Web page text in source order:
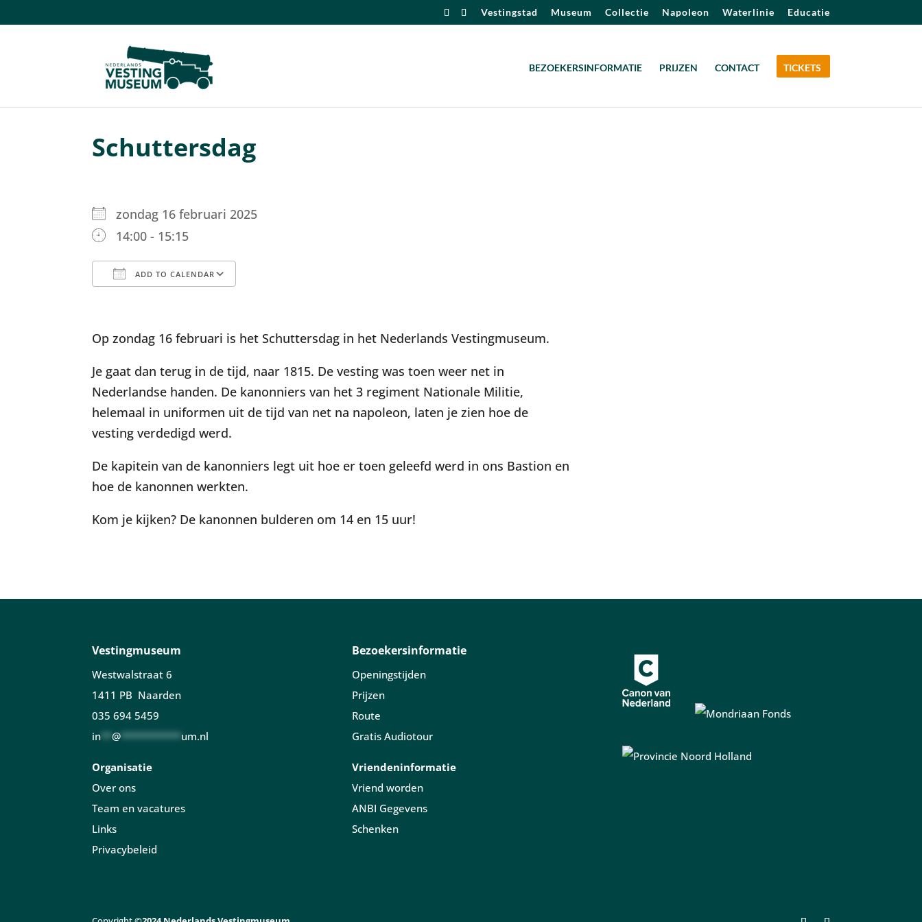
Vestingstad Museum Collectie Napoleon Waterlinie Educatie
BEZOEKERSINFORMATIE PRIJZEN CONTACT TICKETS
Schuttersdag
zondag 16 februari 2025
14:00 - 15:15
ADD TO CALENDAR
Op zondag 16 februari is het Schuttersdag in het Nederlands Vestingmuseum.
Je gaat dan terug in de tijd, naar 1815. De vesting was toen weer net in
Nederlandse handen. De kanonniers van het 3 regiment Nationale Militie,
helemaal in uniformen uit de tijd van net na napoleon, laten je zien hoe de
vesting verdedigd werd.
De kapitein van de kanonniers legt uit hoe er toen geleefd werd in ons Bastion en
hoe de kanonnen werkten.
Kom je kijken? De kanonnen bulderen om 14 en 15 uur!
Vestingmuseum
Westwalstraat 6
1411 PB Naarden
035 694 5459
in **@ *********** um.nl
Organisatie
Over ons
Team en vacatures
Links
Privacybeleid
Bezoekersinformatie
Openingstijden
Prijzen
Route
Gratis Audiotour
Vriendeninformatie
Vriend worden
ANBI Gegevens
Schenken